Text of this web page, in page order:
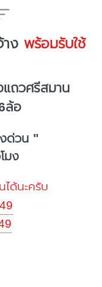
งพร้อมรับใช้
ถวศรีสมาน
ล้อ
ด่วน "
มง
ด้นะครับ